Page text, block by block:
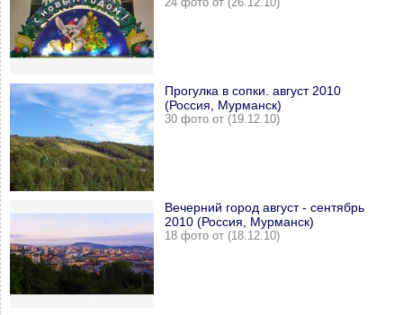
Прогулка в сопки. август 2010
(Россия, Мурманск)
30 фото от (19.12.10)
Вечерний город август - сентябрь
2010 (Россия, Мурманск)
18 фото от (18.12.10)